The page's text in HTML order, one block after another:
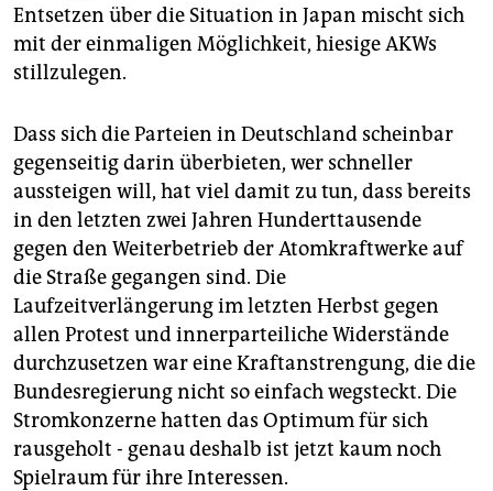
Entsetzen über die Situation in Japan mischt sich
mit der einmaligen Möglichkeit, hiesige AKWs
stillzulegen.
Dass sich die Parteien in Deutschland scheinbar
gegenseitig darin überbieten, wer schneller
aussteigen will, hat viel damit zu tun, dass bereits
in den letzten zwei Jahren Hunderttausende
gegen den Weiterbetrieb der Atomkraftwerke auf
die Straße gegangen sind. Die
Laufzeitverlängerung im letzten Herbst gegen
allen Protest und innerparteiliche Widerstände
durchzusetzen war eine Kraftanstrengung, die die
Bundesregierung nicht so einfach wegsteckt. Die
Stromkonzerne hatten das Optimum für sich
rausgeholt - genau deshalb ist jetzt kaum noch
Spielraum für ihre Interessen.